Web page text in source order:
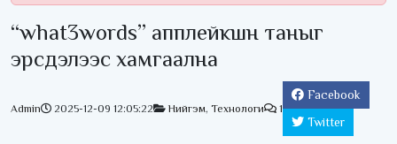
“what3words” апплейкшн таныг
эрсдэлээс хамгаална
Admin 2025-12-09 12:05:22 Нийгэм, Технологи 1
Facebook
Twitter